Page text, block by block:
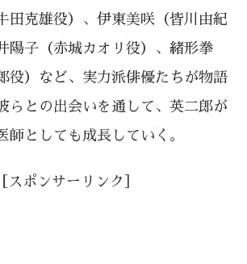
田克雄役）、伊東美咲（皆川由紀
陽子（赤城カオリ役）、緒形拳
役）など、実力派俳優たちが物語
らとの出会いを通して、英二郎が
師としても成長していく。
［スポンサーリンク］